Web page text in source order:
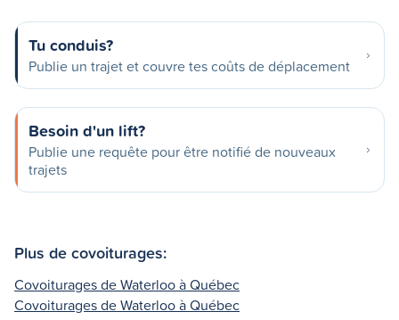
Tu conduis?
Publie un trajet et couvre tes coûts de déplacement
Besoin d'un lift?
Publie une requête pour être notifié de nouveaux
trajets
Plus de covoiturages:
Covoiturages de Waterloo à Québec
Covoiturages de Waterloo à Québec